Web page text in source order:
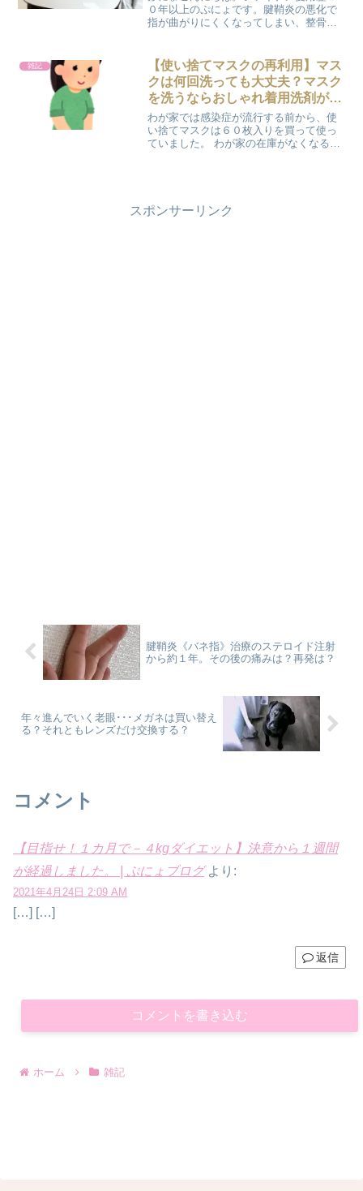
０年以上のぷにょです。腱鞘炎の悪化で
指が曲がりにくくなってしまい、整骨院
が｡｡｡）できるだけ自分でもマッサージを
したほうが良いということ...
雑記
【使い捨てマスクの再利用】マス
クは何回洗っても大丈夫？マスク
を洗うならおしゃれ着用洗剤がオ
ススメ
わが家では感染症が流行する前から、使
い捨てマスクは６０枚入りを買って使っ
ていました。 わが家の在庫がなくなる前
スポンサーリンク
腱鞘炎《バネ指》治療のステロイド注射
から約１年。その後の痛みは？再発は？
年々進んでいく老眼･･･メガネは買い替え
る？それともレンズだけ交換する？
コメント
【目指せ！１カ月で－４kgダイエット】決意から１週間
が経過しました。 | ぷにょブログ より:
2021年4月24日 2:09 AM
[…] […]
返信
コメントを書き込む
ホーム 雑記